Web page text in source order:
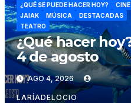
¿QUÉ SE PUEDE HACER HOY?
CINE
JAIAK
MÚSICA
DESTACADAS
TEATRO
¿Qué hacer
4 de agosto
AGO 4, 2026
LARÍADELOCIO